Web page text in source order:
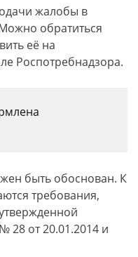
жалобы в
обратиться
её на
Роспотребнадзора.
быть обоснован. К
требования,
28 от 20.01.2014 и